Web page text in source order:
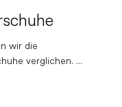
wir die
verglichen. ...